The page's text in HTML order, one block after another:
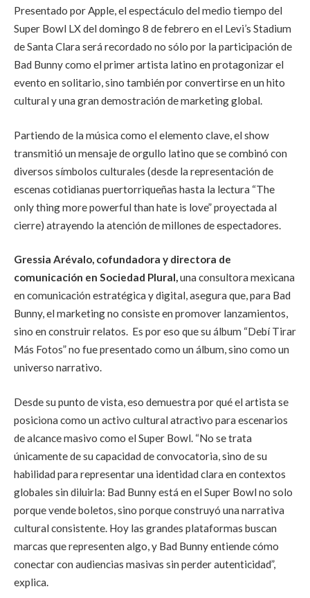
Presentado por Apple, el espectáculo del medio tiempo del
Super Bowl LX del domingo 8 de febrero en el Levi’s Stadium
de Santa Clara será recordado no sólo por la participación de
Bad Bunny como el primer artista latino en protagonizar el
evento en solitario, sino también por convertirse en un hito
cultural y una gran demostración de marketing global.
Partiendo de la música como el elemento clave, el show
transmitió un mensaje de orgullo latino que se combinó con
diversos símbolos culturales (desde la representación de
escenas cotidianas puertorriqueñas hasta la lectura “The
only thing more powerful than hate is love” proyectada al
cierre) atrayendo la atención de millones de espectadores.
Gressia Arévalo, cofundadora y directora de
comunicación en Sociedad Plural,una consultora mexicana
en comunicación estratégica y digital, asegura que, para Bad
Bunny, el marketing no consiste en promover lanzamientos,
sino en construir relatos. Es por eso que su álbum “Debí Tirar
Más Fotos” no fue presentado como un álbum, sino como un
universo narrativo.
Desde su punto de vista, eso demuestra por qué el artista se
posiciona como un activo cultural atractivo para escenarios
de alcance masivo como el Super Bowl. “No se trata
únicamente de su capacidad de convocatoria, sino de su
habilidad para representar una identidad clara en contextos
globales sin diluirla: Bad Bunny está en el Super Bowl no solo
porque vende boletos, sino porque construyó una narrativa
cultural consistente. Hoy las grandes plataformas buscan
marcas que representen algo, y Bad Bunny entiende cómo
conectar con audiencias masivas sin perder autenticidad”,
explica.